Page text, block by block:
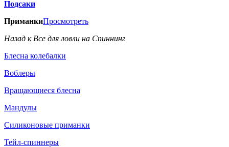
Подсаки
ПриманкиПросмотреть
Назад к Все для ловли на Спиннинг
Блесна колебалки
Воблеры
Вращающиеся блесна
Мандулы
Силиконовые приманки
Тейл-спиннеры